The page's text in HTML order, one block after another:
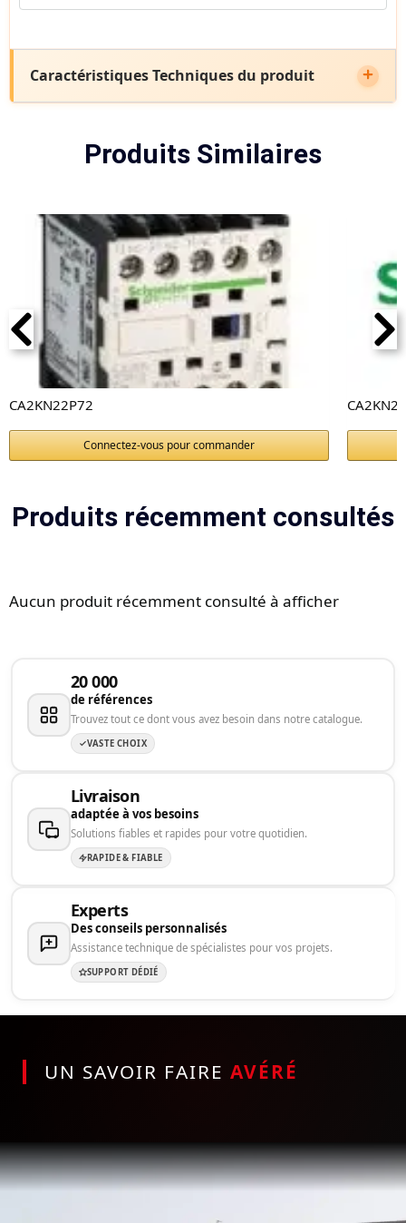
Caractéristiques Techniques du produit
Produits Similaires
CA2KN22P72
Connectez-vous pour commander
Produits récemment consultés
Aucun produit récemment consulté à afficher
20 000
de références
Trouvez tout ce dont vous avez besoin dans notre catalogue.
VASTE CHOIX
Livraison
adaptée à vos besoins
Solutions fiables et rapides pour votre quotidien.
RAPIDE & FIABLE
Experts
Des conseils personnalisés
Assistance technique de spécialistes pour vos projets.
SUPPORT DÉDIÉ
UN SAVOIR FAIRE AVÉRÉ